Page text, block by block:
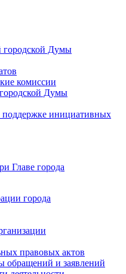
городской Думы
комиссии
Думы
инициативных
Главе города
города
правовых актов
обращений и заявлений